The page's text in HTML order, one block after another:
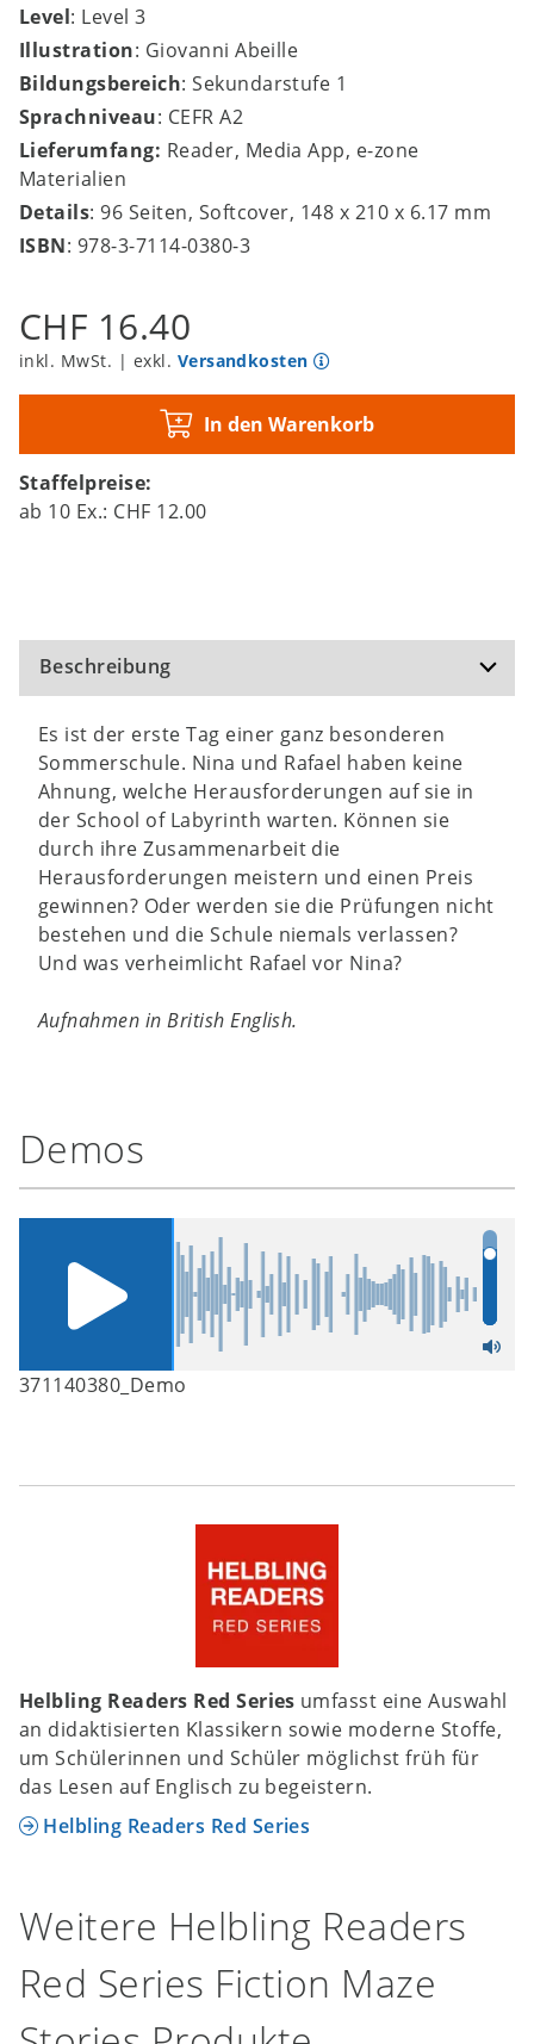
Level: Level 3
Illustration: Giovanni Abeille
Bildungsbereich: Sekundarstufe 1
Sprachniveau: CEFR A2
Lieferumfang: Reader, Media App, e-zone
Materialien
Details: 96 Seiten, Softcover, 148 x 210 x 6.17 mm
ISBN: 978-3-7114-0380-3
CHF 16.40
inkl. MwSt. | exkl. Versandkosten
In den Warenkorb
Staffelpreise:
ab 10 Ex.: CHF 12.00
Beschreibung
Es ist der erste Tag einer ganz besonderen
Sommerschule. Nina und Rafael haben keine
Ahnung, welche Herausforderungen auf sie in
der School of Labyrinth warten. Können sie
durch ihre Zusammenarbeit die
Herausforderungen meistern und einen Preis
gewinnen? Oder werden sie die Prüfungen nicht
bestehen und die Schule niemals verlassen?
Und was verheimlicht Rafael vor Nina?
Aufnahmen in British English.
Demos
371140380_Demo
Helbling Readers Red Series umfasst eine Auswahl
an didaktisierten Klassikern sowie moderne Stoffe,
um Schülerinnen und Schüler möglichst früh für
das Lesen auf Englisch zu begeistern.
Helbling Readers Red Series
Weitere Helbling Readers
Red Series Fiction Maze